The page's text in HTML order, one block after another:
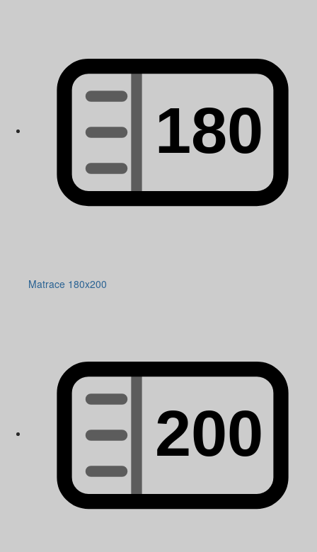
Matrace 180x200